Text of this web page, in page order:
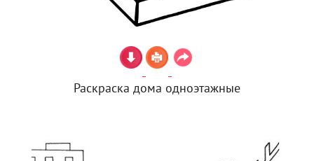
Раскраска дома одноэтажные